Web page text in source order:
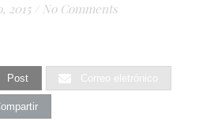
2015 No Comments
Post Correo eletrónico